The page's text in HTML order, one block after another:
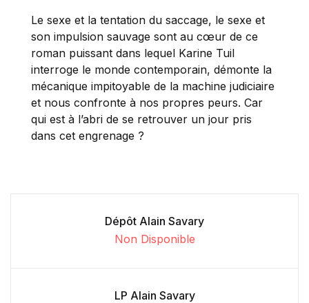
Le sexe et la tentation du saccage, le sexe et
son impulsion sauvage sont au cœur de ce
roman puissant dans lequel Karine Tuil
interroge le monde contemporain, démonte la
mécanique impitoyable de la machine judiciaire
et nous confronte à nos propres peurs. Car
qui est à l’abri de se retrouver un jour pris
dans cet engrenage ?
Dépôt Alain Savary
Non Disponible
LP Alain Savary